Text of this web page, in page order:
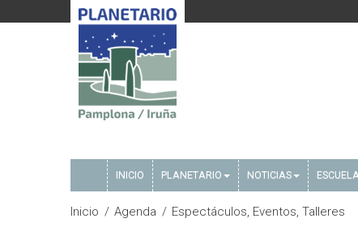
INICIO PLANETARIO NOTICIAS
Inicio Agenda Espectáculos, Eventos, Talleres